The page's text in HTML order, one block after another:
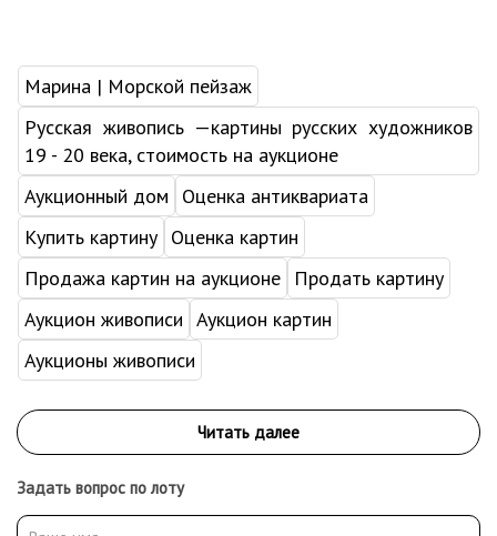
Марина | Морской пейзаж
Русская живопись —картины русских художников
19 - 20 века, стоимость на аукционе
Аукционный дом
Оценка антиквариата
Купить картину Оценка картин
Продажа картин на аукционе
Продать картину
Аукцион живописи Аукцион картин
Аукционы живописи
Задать вопрос по лоту